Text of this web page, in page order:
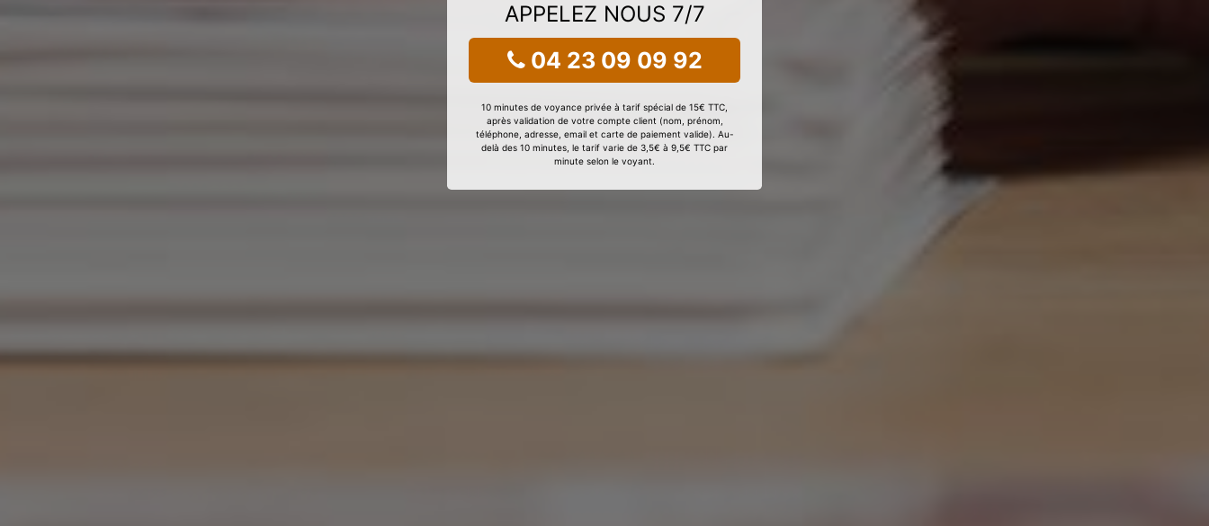
APPELEZ NOUS 7/7
04 23 09 09 92
10 minutes de voyance privée à tarif spécial de 15€ TTC,
après validation de votre compte client (nom, prénom,
téléphone, adresse, email et carte de paiement valide). Au-
delà des 10 minutes, le tarif varie de 3,5€ à 9,5€ TTC par
minute selon le voyant.